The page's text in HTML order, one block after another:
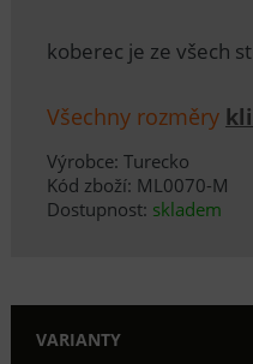
koberec je ze všech
Všechny rozměry
Výrobce: Turecko
Kód zboží: ML0070-M
Dostupnost: skladem
VARIANTY